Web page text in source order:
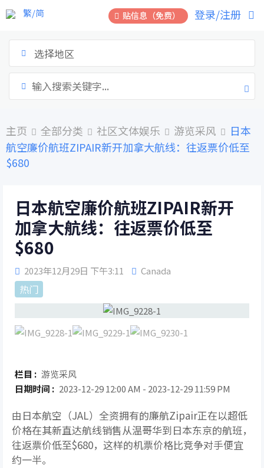
跳
到
贴信息（免费） 登录/注册
繁/简
选择地区
主页 全部分类 社区文体娱乐 游览采风
日本
航空廉价航班ZIPAIR新开加拿大航线：往返票价低至
$680
日本航空廉价航班ZIPAIR新开
加拿大航线：往返票价低至
$680
2023年12月29日 下午3:11 Canada
热门
栏目 : 游览采风
日期时间 : 2023-12-29 12:00 AM - 2023-12-29 11:59 PM
由日本航空（JAL）全资拥有的廉航Zipair正在以超低
价格在其新直达航线销售从温哥华到日本东京的航班，
往返票价低至$680，这样的机票价格比竞争对手便宜
约一半。